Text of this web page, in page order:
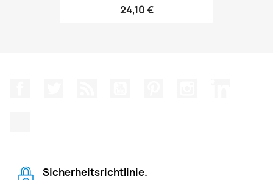
24,10 €
Sicherheitsrichtlinie.